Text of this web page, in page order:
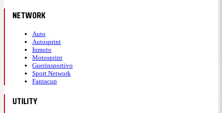
NETWORK
Auto
Autosprint
Inmoto
Motosprint
Guerinsportivo
Sport Network
Fantacup
UTILITY